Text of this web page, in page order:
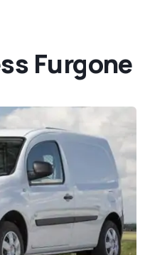
Furgone